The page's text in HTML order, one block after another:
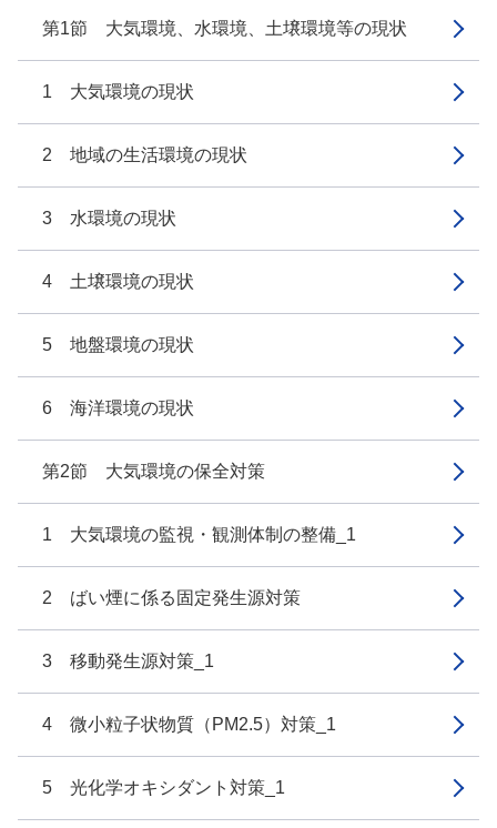
第1節 大気環境、水環境、土壌環境等の現状
1 大気環境の現状
2 地域の生活環境の現状
3 水環境の現状
4 土壌環境の現状
5 地盤環境の現状
6 海洋環境の現状
第2節 大気環境の保全対策
1 大気環境の監視・観測体制の整備_1
2 ばい煙に係る固定発生源対策
3 移動発生源対策_1
4 微小粒子状物質（PM2.5）対策_1
5 光化学オキシダント対策_1